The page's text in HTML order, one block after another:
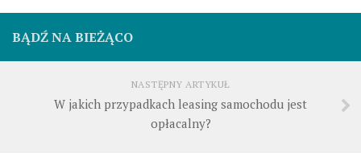
BĄDŹ NA BIEŻĄCO
NASTĘPNY ARTYKUŁ
W jakich przypadkach leasing samochodu jest
opłacalny?